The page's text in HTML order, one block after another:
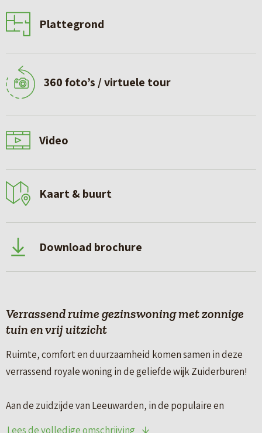
Plattegrond
360 foto’s / virtuele tour
Video
Kaart & buurt
Download brochure
Verrassend ruime gezinswoning met zonnige
tuin en vrij uitzicht
Ruimte, comfort en duurzaamheid komen samen in deze
verrassend royale woning in de geliefde wijk Zuiderburen!
Aan de zuidzijde van Leeuwarden, in de populaire en
Lees de volledige omschrijving